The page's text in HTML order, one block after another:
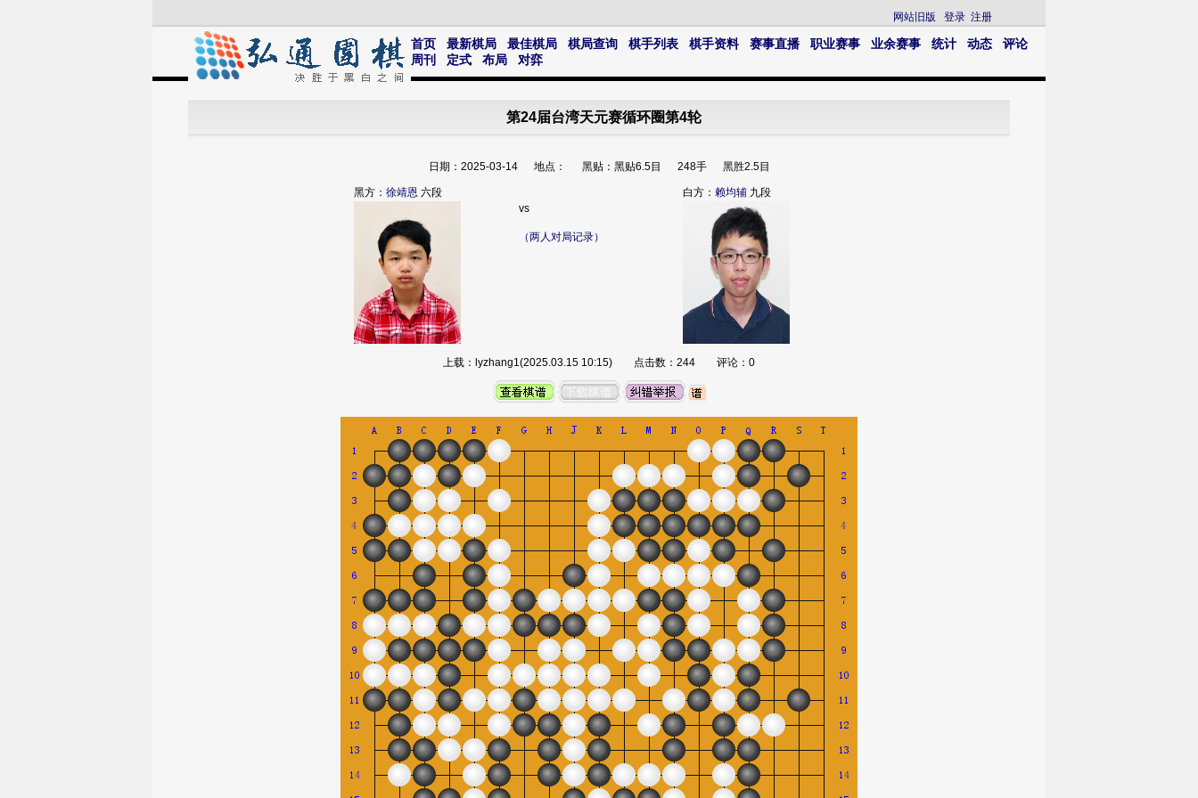
网站旧版 登录 注册
首页 最新棋局 最佳棋局 棋局查询 棋手列表 棋手资料 赛事直播 职业赛事 业余赛事 统计 动态
评论
周刊
定式 布局 对弈
第24届台湾天元赛循环圈第4轮
日期：2025-03-14 地点： 黑贴：黑贴6.5目 248手 黑胜2.5目
黑方： 徐靖恩 六段 白方： 赖均辅 九段
vs
（两人对局记录）
上载：lyzhang1(2025.03.15 10:15) 点击数：244 评论：0